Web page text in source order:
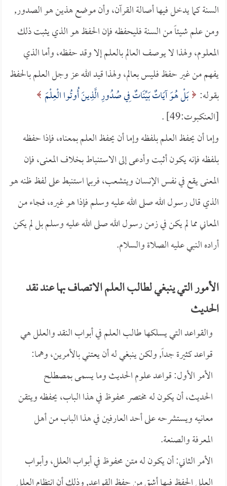
السنة كما يدخل فيها أصالة القرآن، وأن موضع هذين هو الصدور,
ومن علم شيئاً من السنة فليحفظه فإن الحفظ هو الذي يثبت ذلك
المعلوم، ولهذا لا يوصف العالم بالعلم إلا وقد حفظه، وأما الذي
يفهم من غير حفظ فليس بعالم، ولهذا قيد الله عز وجل العلم بالحفظ
بقوله: بَلْ هُوَ آيَاتٌ بَيِّنَاتٌ فِي صُدُورِ الَّذِينَ أُوتُوا الْعِلْمَ
[العنكبوت:49] .
وإما أن يحفظ العلم بلفظه وإما أن يحفظ العلم بمعناه، فإذا حفظه
بلفظه فإنه يكون أثبت وأدعى إلى الاستنباط بخلاف المعنى، فإن
المعنى يقع في نفس الإنسان ويتشعب، فربما استنبط على لفظ ظنه هو
الذي قال رسول الله صلى الله عليه وسلم فإذا هو غيره، فجاء من
المعاني مما لم يكن في زمن رسول الله صلى الله عليه وسلم بل لم يكن
أراده النبي عليه الصلاة والسلام.
الأمور التي ينبغي لطالب العلم الاتصاف بها عند نقد
الحديث
والقواعد التي يسلكها طالب العلم في أبواب النقد والعلل هي
قواعد كثيرة جداً, ولكن ينبغي له أن يعتني بالأمرين، وهما:
الأمر الأول: قواعد علوم الحديث وما يسمى بمصطلح
الحديث، أن يكون له مختصر محفوظ في هذا الباب، يحفظه ويتقن
معانيه ويستشرحه على أحد العارفين في هذا الباب من أهل
المعرفة والصنعة.
الأمر الثاني: أن يكون له متن محفوظ في أبواب العلل، وأبواب